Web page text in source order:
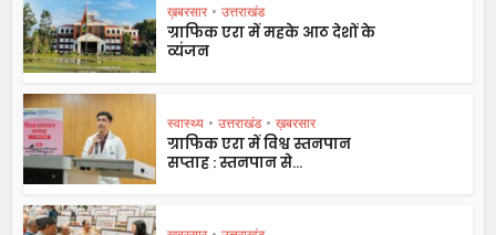
ख़बरसार • उत्तराखंड
ग्राफिक एरा में महके आठ देशों के
व्यंजन
स्वास्थ्य • उत्तराखंड • ख़बरसार
ग्राफिक एरा में विश्व स्तनपान
सप्ताह : स्तनपान से...